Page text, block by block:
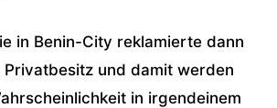
in Benin-City reklamierte dann
Privatbesitz und damit werden
in irgendeinem